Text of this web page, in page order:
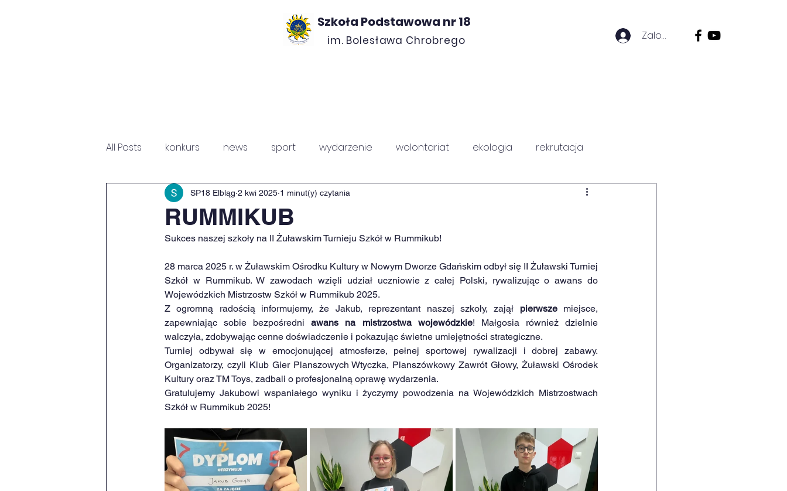
Szkoła Podstawowa nr 18
im. Bolesława Chrobrego Zaloguj się
All Posts konkurs news sport wydarzenie wolontariat ekologia rekrutacja
Fundacja Św. Mikołaja SzPZ Chrobry
RUMMIKUB
SP18 Elbląg 2 kwi 2025 1 minut(y) czytania
Sukces naszej szkoły na II Żuławskim Turnieju Szkół w Rummikub!
28 marca 2025 r. w Żuławskim Ośrodku Kultury w Nowym Dworze Gdańskim odbył się II Żuławski Turniej
Szkół w Rummikub. W zawodach wzięli udział uczniowie z całej Polski, rywalizując o awans do
Wojewódzkich Mistrzostw Szkół w Rummikub 2025.
Z ogromną radością informujemy, że Jakub, reprezentant naszej szkoły, zajął pierwsze miejsce,
zapewniając sobie bezpośredni awans na mistrzostwa wojewódzkie! Małgosia również dzielnie
walczyła, zdobywając cenne doświadczenie i pokazując świetne umiejętności strategiczne.
Turniej odbywał się w emocjonującej atmosferze, pełnej sportowej rywalizacji i dobrej zabawy.
Organizatorzy, czyli Klub Gier Planszowych Wtyczka, Planszówkowy Zawrót Głowy, Żuławski Ośrodek
Kultury oraz TM Toys, zadbali o profesjonalną oprawę wydarzenia.
Gratulujemy Jakubowi wspaniałego wyniku i życzymy powodzenia na Wojewódzkich Mistrzostwach
Szkół w Rummikub 2025!